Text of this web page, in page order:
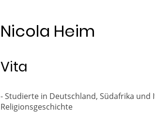
Nicola Heim
Vita
- Studierte in Deutschland, Südafrika
Religionsgeschichte